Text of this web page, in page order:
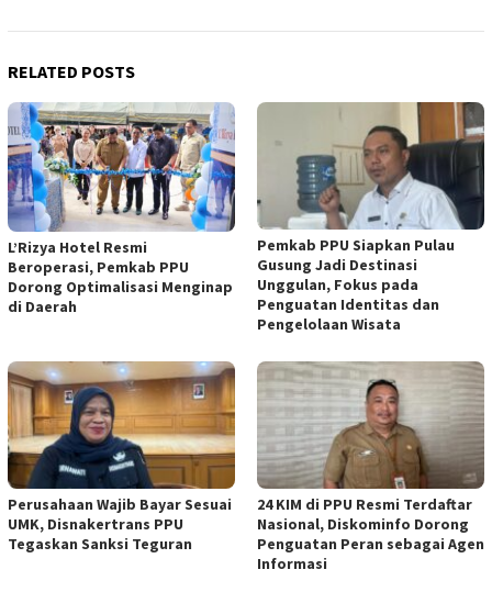
RELATED POSTS
L’Rizya Hotel Resmi
Beroperasi, Pemkab PPU
Dorong Optimalisasi Menginap
di Daerah
Pemkab PPU Siapkan Pulau
Gusung Jadi Destinasi
Unggulan, Fokus pada
Penguatan Identitas dan
Pengelolaan Wisata
Perusahaan Wajib Bayar Sesuai
UMK, Disnakertrans PPU
Tegaskan Sanksi Teguran
24 KIM di PPU Resmi Terdaftar
Nasional, Diskominfo Dorong
Penguatan Peran sebagai Agen
Informasi